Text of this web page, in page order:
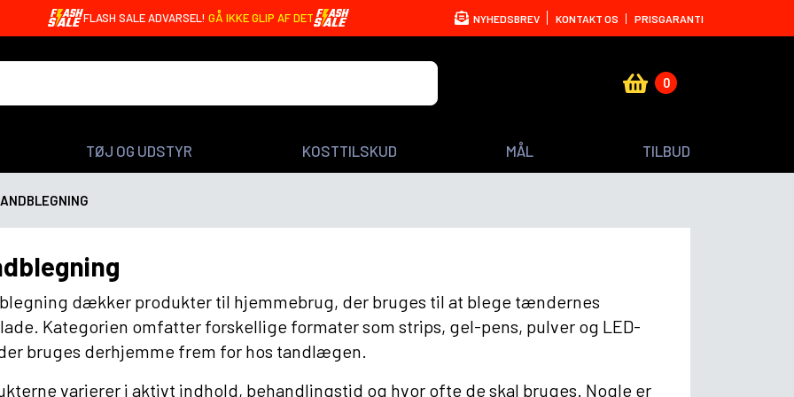
FLASH SALE ADVARSEL! GÅ IKKE GLIP AF DET NYHEDSBREV KONTAKT OS PRISGARANTI
0
TØJ OG UDSTYR KOSTTILSKUD MÅL TILBUD
dækker produkter til hjemmebrug, der bruges til at blege tændernes
Kategorien omfatter forskellige formater som strips, gel-pens, pulver og LED-
bruges derhjemme frem for hos tandlægen.
varierer i aktivt indhold, behandlingstid og hvor ofte de skal bruges. Nogle er